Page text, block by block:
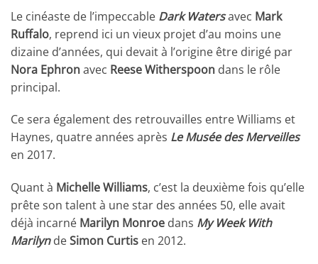
Le cinéaste de l’impeccable Dark Watersavec Mark
Ruffalo, reprend ici un vieux projet d’au moins une
dizaine d’années, qui devait à l’origine être dirigé par
Nora Ephronavec Reese Witherspoon dans le rôle
principal.
Ce sera également des retrouvailles entre Williams et
Haynes, quatre années après Le Musée des Merveilles
en 2017.
Quant à Michelle Williams, c’est la deuxième fois qu’elle
prête son talent à une star des années 50, elle avait
déjà incarné Marilyn Monroe dans My Week With
MarilyndeSimon Curtis en 2012.